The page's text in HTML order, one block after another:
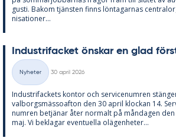
gusti. Bakom tjäns­ten fin­ns lön­ta­gar­nas
ni­sa­tio­ner...
In­du­stri­fac­ket öns­kar en glad
Kategorier
Nyheter
30 april 2026
In­du­stri­fac­kets kon­tor och ser­vice­num­ren
val­borgs­mäs­so­af­ton den 30 april kloc­kan 14.
num­ren be­tjä­nar åter nor­malt på mån­da­gen den
maj. Vi be­kla­gar even­tu­el­la olä­gen­he­ter...